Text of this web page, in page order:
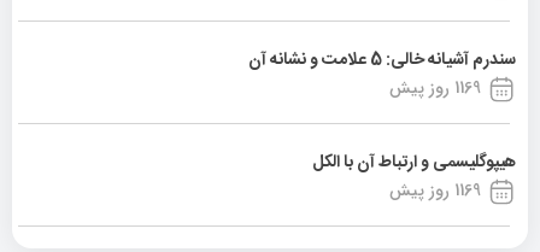
سندرم آشیانه خالی: 5 علامت و نشانه آن
1169 روز پیش
هیپوگلیسمی و ارتباط آن با الکل
1169 روز پیش